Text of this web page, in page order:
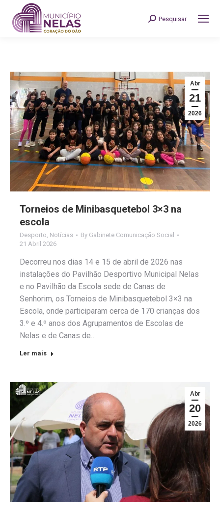
Search:
Pesquisar
Abr
21
2026
Torneios de Minibasquetebol 3×3 na
escola
Desporto, Notícias By Gabinete Comunicação Social
21 Abril 2026
Decorreu nos dias 14 e 15 de abril de 2026 nas
instalações do Pavilhão Desportivo Municipal Nelas
e no Pavilhão da Escola sede de Canas de
Senhorim, os Torneios de Minibasquetebol 3×3 na
Escola, onde participaram cerca de 170 crianças dos
3.º e 4.º anos dos Agrupamentos de Escolas de
Nelas e de Canas de…
Ler mais
Abr
20
2026